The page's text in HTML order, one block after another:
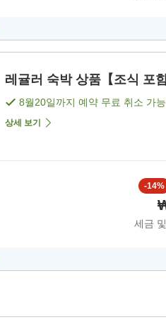
레귤러 숙박 상품【조식 포
8월20일까지 예약 무료 취소 가능
상세 보기
-14%
세금